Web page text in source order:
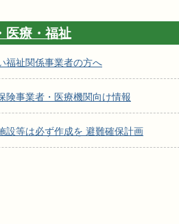
医療・福祉
福祉関係事業者の方へ
険事業者・医療機関向け情報
設等は必ず作成を 避難確保計画